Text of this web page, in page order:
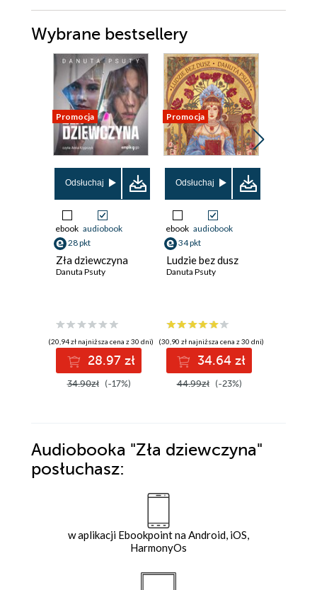
Wybrane bestsellery
Promocja
Odsłuchaj
ebook audiobook
28 pkt
Zła dziewczyna
Danuta Psuty
(20,94 zł najniższa cena z 30 dni)
28.97 zł
34.90zł (-17%)
Promocja
Odsłuchaj
ebook audiobook
34 pkt
Ludzie bez dusz
Danuta Psuty
(30,90 zł najniższa cena z 30 dni)
34.64 zł
44.99zł (-23%)
Audiobooka "Zła dziewczyna"
posłuchasz:
w aplikacji Ebookpoint na Android, iOS,
HarmonyOs